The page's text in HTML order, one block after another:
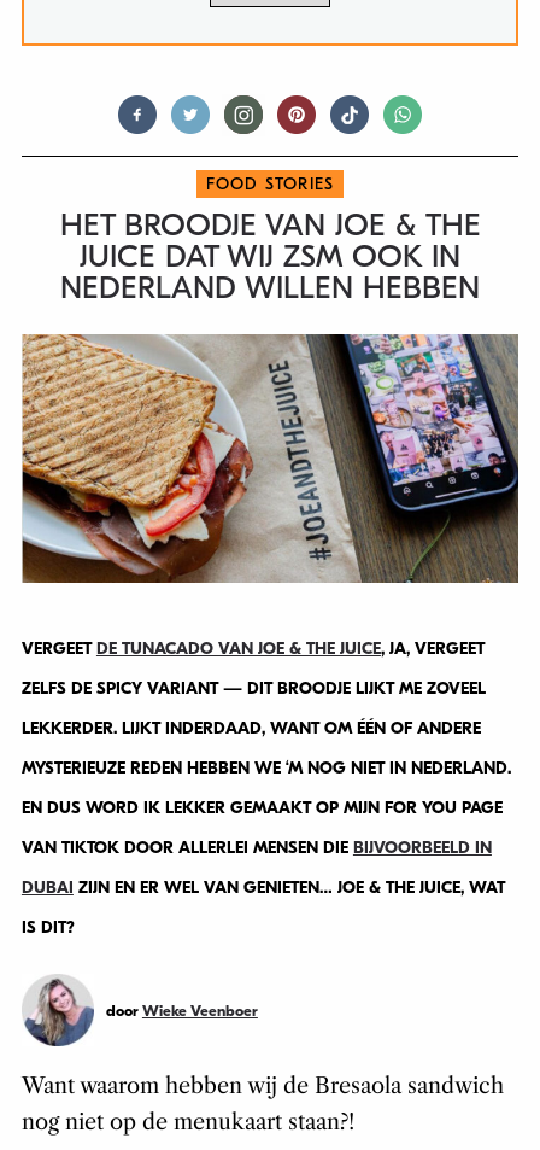
FOOD STORIES
HET BROODJE VAN JOE & THE
JUICE DAT WIJ ZSM OOK IN
NEDERLAND WILLEN HEBBEN
VERGEETDE TUNACADO VAN JOE & THE JUICE, JA, VERGEET
ZELFS DE SPICY VARIANT — DIT BROODJE LIJKT ME ZOVEEL
LEKKERDER. LIJKT INDERDAAD, WANT OM ÉÉN OF ANDERE
MYSTERIEUZE REDEN HEBBEN WE ‘M NOG NIET IN NEDERLAND.
EN DUS WORD IK LEKKER GEMAAKT OP MIJN FOR YOU PAGE
VAN TIKTOK DOOR ALLERLEI MENSEN DIE BIJVOORBEELD IN
DUBAI ZIJN EN ER WEL VAN GENIETEN… JOE & THE JUICE, WAT
IS DIT?
door Wieke Veenboer
Want waarom hebben wij de Bresaola sandwich
nog niet op de menukaart staan?!